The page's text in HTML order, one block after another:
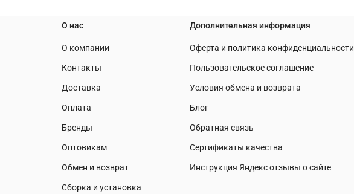
О нас
О компании
Контакты
Доставка
Оплата
Бренды
Оптовикам
Обмен и возврат
Сборка и установка
Дополнительная информация
Оферта и политика конфиденциальности
Пользовательское соглашение
Условия обмена и возврата
Блог
Обратная связь
Сертификаты качества
Инструкция Яндекс отзывы о сайте